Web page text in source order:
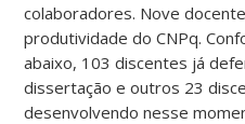
colaboradores. Nove
produtividade do CNPq.
abaixo, 103 discentes já
dissertação e outros 23
desenvolvendo nesse